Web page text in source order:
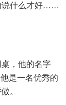
说什么才好……
，他的名字
是一名优秀的
。